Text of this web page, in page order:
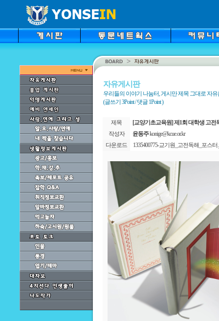
자유게시판
우리들의 이야기 나눔터, 게시만 제목 그대로 자
(글쓰기 3Point / 댓글 1Point )
제목
[교양기초교육원] 제1회 대학생 고전
작성자
윤동주konige@kcue.or.kr
다운로드
1335400775-교기원_고전독해_포스터